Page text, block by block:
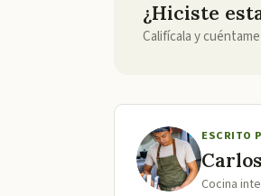
¿Hiciste
Califícala y
ESCRITO
Cocina